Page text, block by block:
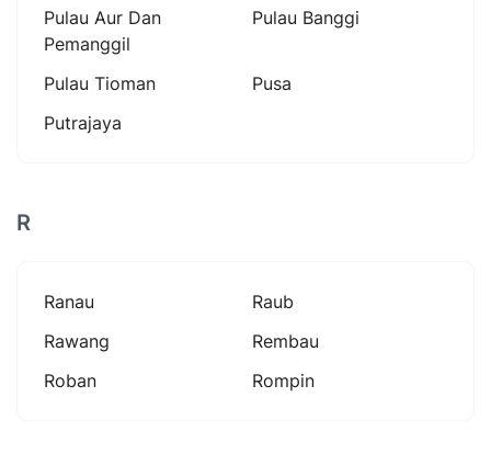
Pulau Aur Dan
Pemanggil
Pulau Banggi
Pulau Tioman
Pusa
Putrajaya
R
Ranau
Raub
Rawang
Rembau
Roban
Rompin